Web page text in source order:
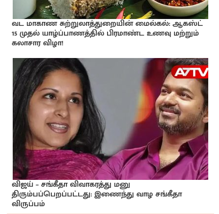
வட மாகாண சுற்றுலாத்துறையின் மைல்கல்: ஆகஸ்ட்
15 முதல் யாழ்ப்பாணத்தில் பிரமாண்ட உணவு மற்றும்
கலாசார விழா!
விஜய் – சங்கீதா விவாகரத்து மனு
திரும்பப்பெறப்பட்டது: இணைந்து வாழ சங்கீதா
விருப்பம்